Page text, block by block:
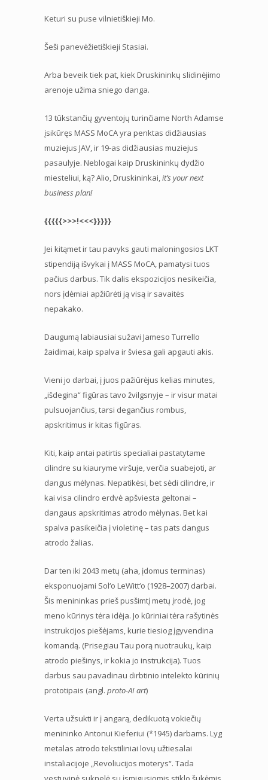
Keturi su puse vilnietiškieji Mo.
Šeši panevėžietiškieji Stasiai.
Arba beveik tiek pat, kiek Druskininkų slidinėjimo
arenoje užima sniego danga.
13 tūkstančių gyventojų turinčiame North Adamse
įsikūręs MASS MoCA yra penktas didžiausias
muziejus JAV, ir 19-as didžiausias muziejus
pasaulyje. Neblogai kaip Druskininkų dydžio
miesteliui, ką? Alio, Druskininkai, it’s your next
business plan!
{{{{{>>>!<<<}}}}}
Jei kitąmet ir tau pavyks gauti maloningosios LKT
stipendiją išvykai į MASS MoCA, pamatysi tuos
pačius darbus. Tik dalis ekspozicijos nesikeičia,
nors įdėmiai apžiūrėti ją visą ir savaitės
nepakako.
Daugumą labiausiai sužavi Jameso Turrello
žaidimai, kaip spalva ir šviesa gali apgauti akis.
Vieni jo darbai, į juos pažiūrėjus kelias minutes,
„išdegina“ figūras tavo žvilgsnyje – ir visur matai
pulsuojančius, tarsi degančius rombus,
apskritimus ir kitas figūras.
Kiti, kaip antai patirtis specialiai pastatytame
cilindre su kiauryme viršuje, verčia suabejoti, ar
dangus mėlynas. Nepatikėsi, bet sėdi cilindre, ir
kai visa cilindro erdvė apšviesta geltonai –
dangaus apskritimas atrodo mėlynas. Bet kai
spalva pasikeičia į violetinę – tas pats dangus
atrodo žalias.
Dar ten iki 2043 metų (aha, įdomus terminas)
eksponuojami Sol‘o LeWitt‘o (1928–2007) darbai.
Šis menininkas prieš pusšimtį metų įrodė, jog
meno kūrinys tėra idėja. Jo kūriniai tėra rašytinės
instrukcijos piešėjams, kurie tiesiog įgyvendina
komandą. (Prisegiau Tau porą nuotraukų, kaip
atrodo piešinys, ir kokia jo instrukcija). Tuos
darbus sau pavadinau dirbtinio intelekto kūrinių
prototipais (angl. proto-AI art)
Verta užsukti ir į angarą, dedikuotą vokiečių
menininko Antonui Kieferiui (*1945) darbams. Lyg
metalas atrodo tekstiliniai lovų užtiesalai
instaliacijoje „Revoliucijos moterys“. Tada